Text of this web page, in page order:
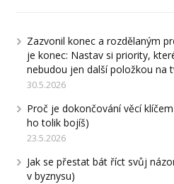
Zazvonil konec a rozdělaným
je konec: Nastav si priority,
nebudou jen další položkou na
30.5.2026
Proč je dokončování věcí
ho tolik bojíš)
23.5.2026
Jak se přestat bát říct svůj
v byznysu)